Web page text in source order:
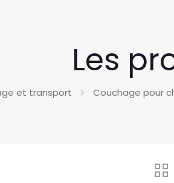
Les
et transport Couchage pour